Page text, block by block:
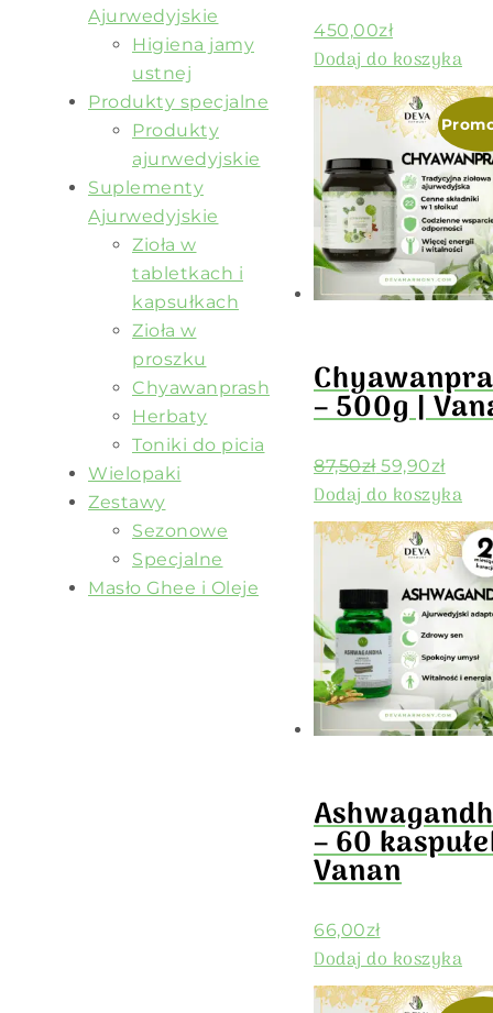
Ajurwedyjskie
Higiena jamy
ustnej
Produkty specjalne
Produkty
ajurwedyjskie
Suplementy
Ajurwedyjskie
Zioła w
tabletkach i
kapsułkach
Zioła w
proszku
Chyawanprash
Herbaty
Toniki do picia
Wielopaki
Zestawy
Sezonowe
Specjalne
Masło Ghee i Oleje
450,00zł
Dodaj do koszyka
– 500g |
87,50zł 59,90zł
Dodaj do koszyka
– 60
Vanan
66,00zł
Dodaj do koszyka